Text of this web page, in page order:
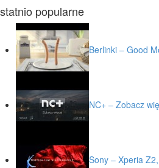
popularne
Berlinki – Good
NC+ – Zobacz
Sony – Xperia